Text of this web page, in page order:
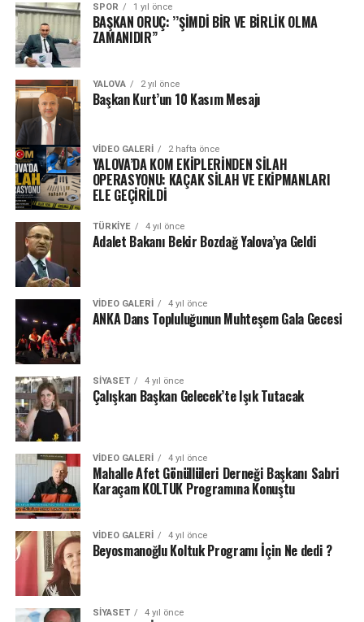
SPOR 1 yıl önce
BAŞKAN ORUÇ: ’’ŞİMDİ BİR VE BİRLİK OLMA
ZAMANIDIR’’
YALOVA 2 yıl önce
Başkan Kurt’un 10 Kasım Mesajı
VIDEO GALERI 2 hafta önce
YALOVA’DA KOM EKİPLERİNDEN SİLAH
OPERASYONU: KAÇAK SİLAH VE EKİPMANLARI
ELE GEÇİRİLDİ
TÜRKIYE 4 yıl önce
Adalet Bakanı Bekir Bozdağ Yalova’ya Geldi
VIDEO GALERI 4 yıl önce
ANKA Dans Topluluğunun Muhteşem Gala Gecesi
SIYASET 4 yıl önce
Çalışkan Başkan Gelecek’te Işık Tutacak
VIDEO GALERI 4 yıl önce
Mahalle Afet Gönüllüleri Derneği Başkanı Sabri
Karaçam KOLTUK Programına Konuştu
VIDEO GALERI 4 yıl önce
Beyosmanoğlu Koltuk Programı İçin Ne dedi ?
SIYASET 4 yıl önce